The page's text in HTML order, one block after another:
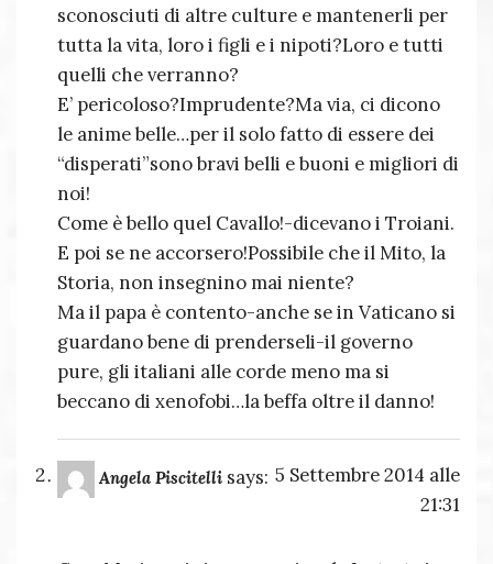
sconosciuti di altre culture e mantenerli per
tutta la vita, loro i figli e i nipoti?Loro e tutti
quelli che verranno?
E’ pericoloso?Imprudente?Ma via, ci dicono
le anime belle…per il solo fatto di essere dei
“disperati”sono bravi belli e buoni e migliori di
noi!
Come è bello quel Cavallo!-dicevano i Troiani.
E poi se ne accorsero!Possibile che il Mito, la
Storia, non insegnino mai niente?
Ma il papa è contento-anche se in Vaticano si
guardano bene di prenderseli-il governo
pure, gli italiani alle corde meno ma si
beccano di xenofobi…la beffa oltre il danno!
Angela Piscitelli says: 5 Settembre 2014 alle
21:31